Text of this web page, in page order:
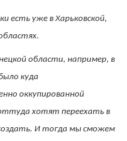
есть уже в Харьковской,
области, например, в
куда
оккупированной
хотят переехать в
И тогда мы сможем